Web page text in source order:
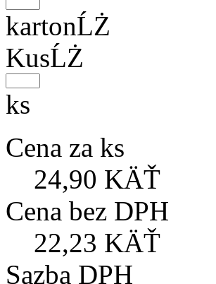
kartonĹŻ
KusĹŻ
ks
Cena za ks
24,90 KÄŤ
Cena bez DPH
22,23 KÄŤ
Sazba DPH